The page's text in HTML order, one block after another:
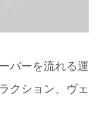
バーを流れる運
クション、ヴェ